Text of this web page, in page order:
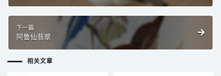
下一篇
阿鲁仙翡翠
相关文章